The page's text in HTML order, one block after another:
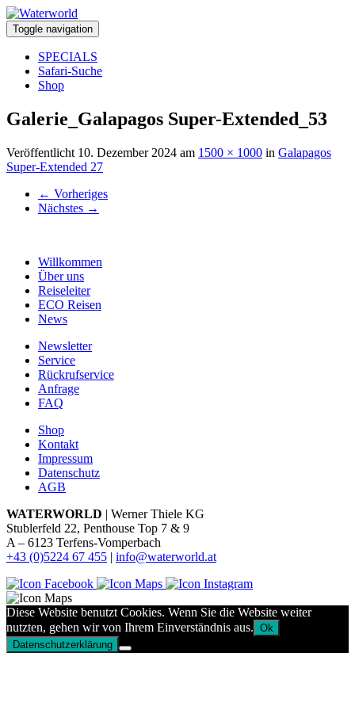
Toggle navigation
SPECIALS
Safari-Suche
Shop
Galerie_Galapagos Super-Extended_53
Veröffentlicht 10. Dezember 2024 am 1500 × 1000 in Galapagos
Super-Extended 27
← Vorheriges
Nächstes →
Willkommen
Über uns
Reiseleiter
ECO Reisen
News
Newsletter
Service
Rückrufservice
Anfrage
FAQ
Shop
Kontakt
Impressum
Datenschutz
AGB
WATERWORLD | Werner Thiele KG
Stublerfeld 22, Penthouse Top 7 & 9
A – 6123 Terfens-Vomperbach
+43 (0)5224 67 455 | info@waterworld.at
Diese Website benutzt Cookies. Wenn Sie die Website weiter
nutzten, gehen wir von Ihrem Einverständnis aus. Ok
Datenschutzerklärung